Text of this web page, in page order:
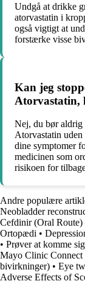
Undgå at drikke
atorvastatin i
også vigtigt at
forstærke visse
Kan jeg
Atorvastatin,
Nej, du bør aldrig
Atorvastatin
dine symptomer
medicinen som
risikoen for
Andre populære
Neobladder
Cefdinir (Oral Route)
Ortopædi •
• Prøver at komme
Mayo Clinic Connect
bivirkninger) • Eye
Adverse Effects of